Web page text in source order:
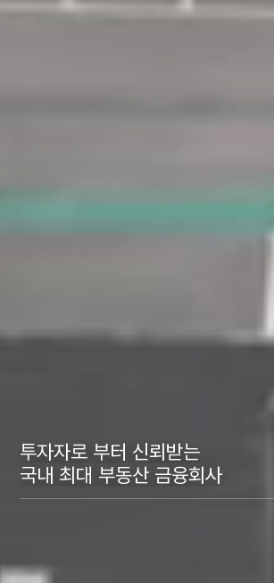
투자자로 부터 신뢰받는
국내 최대 부동산 금융회사